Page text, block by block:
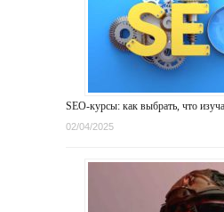
SEO-курсы: как выбрать, что
02/04/2025